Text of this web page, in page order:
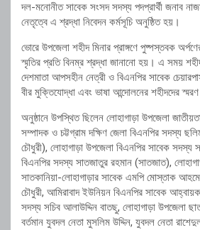
দল-মনোনীত সাবেক সংসদ সদস্য পদপ্রার্থী জনাব
নেতৃত্বে এ শ্রদ্ধা নিবেদন কর্মসূচি অনুষ্ঠিত হয়।
ভোরে উপজেলা শহীদ মিনার প্রাঙ্গণে পুষ্পস্তবক
স্মৃতির প্রতি বিনম্র শ্রদ্ধা জানানো হয়। এ সময়
দেশমাতা আপসহীন নেত্রী ও বিএনপির সাবেক
বীর মুক্তিযোদ্ধা এবং ভাষা আন্দোলনের শহীদদের
অনুষ্ঠানে উপস্থিত ছিলেন লোহাগাড়া উপজেলা
সম্পাদক ও চট্টগ্রাম দক্ষিণ জেলা বিএনপির সদস্য
চৌধুরী), লোহাগাড়া উপজেলা বিএনপির সাবেক সদস্য
বিএনপির সদস্য সাতজাতুর রহমান (সাতজাত),
সাতকানিয়া-লোহাগাড়ার সাবেক এমপি মোস্তাক
চৌধুরী, আমিরাবাদ ইউনিয়ন বিএনপির সাবেক
সদস্য সচিব আলাউদ্দিন বাতছু, লোহাগাড়া উপজেলা
বর্তমান যুবদল নেতা মুসলিম উদ্দিন, যুবদল নেতা